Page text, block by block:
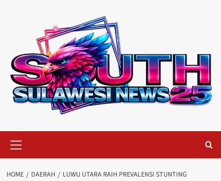
Menu
HOME DAERAH
LUWU UTARA RAIH PREVALENSI STUNTING